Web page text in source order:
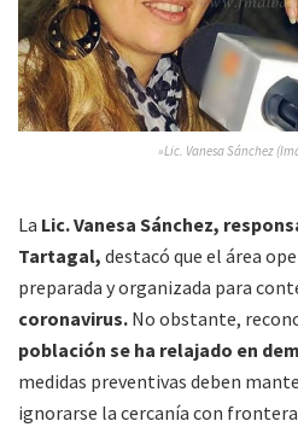
»Lic. Vanesa Sánchez
La Lic. Vanesa Sánchez,
Tartagal, destacó que el área
preparada y organizada para
coronavirus. No obstante,
población se ha relajado en
medidas preventivas deben
ignorarse la cercanía con